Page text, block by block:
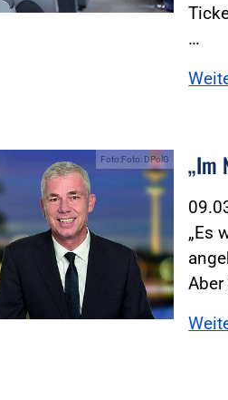
…
Foto:Foto: DPolG „Im
„Es